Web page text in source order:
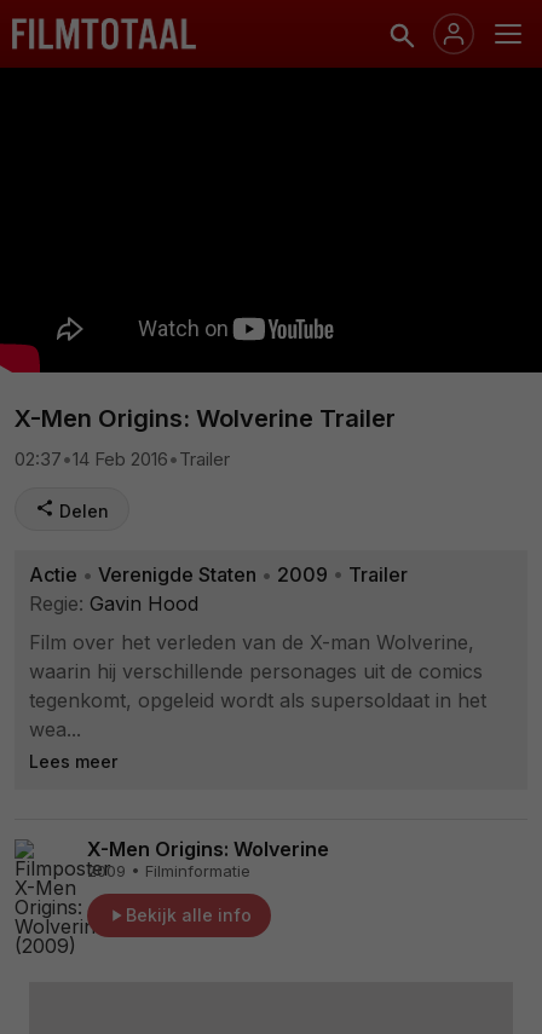
X-Men Origins: Wolverine Trailer
02:37•14 Feb 2016•Trailer
Delen
Actie • Verenigde Staten • 2009 • Trailer
Regie: Gavin Hood
Film over het verleden van de X-man Wolverine,
waarin hij verschillende personages uit de comics
tegenkomt, opgeleid wordt als supersoldaat in het
wea...
Lees meer
X-Men Origins: Wolverine
2009 • Filminformatie
Bekijk alle info